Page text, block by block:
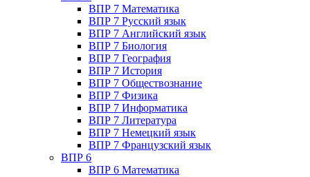
ВПР 7 Математика
ВПР 7 Русский язык
ВПР 7 Английский язык
ВПР 7 Биология
ВПР 7 География
ВПР 7 История
ВПР 7 Обществознание
ВПР 7 Физика
ВПР 7 Информатика
ВПР 7 Литература
ВПР 7 Немецкий язык
ВПР 7 Французский язык
ВПР 6
ВПР 6 Математика